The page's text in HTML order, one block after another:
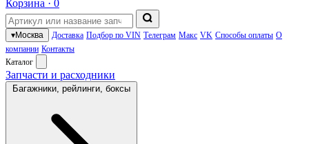
Корзина · 0
▾Москва Доставка Подбор по VIN Телеграм Макс VK Способы оплаты О
компании Контакты
Каталог
Запчасти и расходники
Багажники, рейлинги, боксы